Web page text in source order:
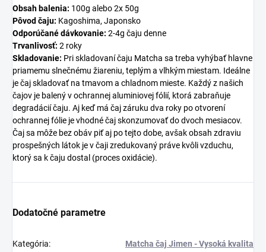
Obsah balenia: 100g alebo 2x 50g
Pôvod čaju: Kagoshima, Japonsko
Odporúčané dávkovanie: 2-4g čaju denne
Trvanlivosť: 2 roky
Skladovanie: Pri skladovaní čaju Matcha sa treba vyhýbať hlavne
priamemu slnečnému žiareniu, teplým a vlhkým miestam. Ideálne
je čaj skladovať na tmavom a chladnom mieste. Každý z našich
čajov je balený v ochrannej aluminiovej fólií, ktorá zabraňuje
degradácií čaju. Aj keď má čaj záruku dva roky po otvorení
ochrannej fólie je vhodné čaj skonzumovať do dvoch mesiacov.
Čaj sa môže bez obáv piť aj po tejto dobe, avšak obsah zdraviu
prospešných látok je v čaji zredukovaný práve kvôli vzduchu,
ktorý sa k čaju dostal (proces oxidácie).
Dodatočné parametre
Kategória: Matcha čaj Jimen - Vysoká kvalita